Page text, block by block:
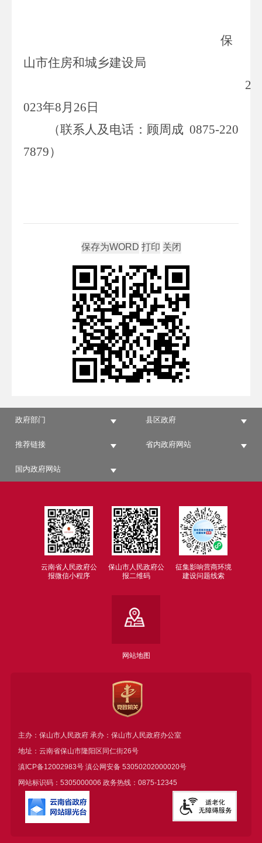
保
山市住房和城乡建设局
2
023年8月 26 日
（联系人及 电话 ：顾周成0875-220
7879）
政府部门 县区政府
推荐链接 省内政府网站
国内政府网站
云南省人民政府公
报微信小程序
保山市人民政府公
报二维码
征集影响营商环境
建设问题线索
网站地图
主办：保山市人民政府 承办：保山市人民政府办公室
地址：云南省保山市隆阳区同仁街26号
滇ICP备12002983号滇公网安备 53050202000020号
网站标识码：5305000006 政务热线：0875-12345